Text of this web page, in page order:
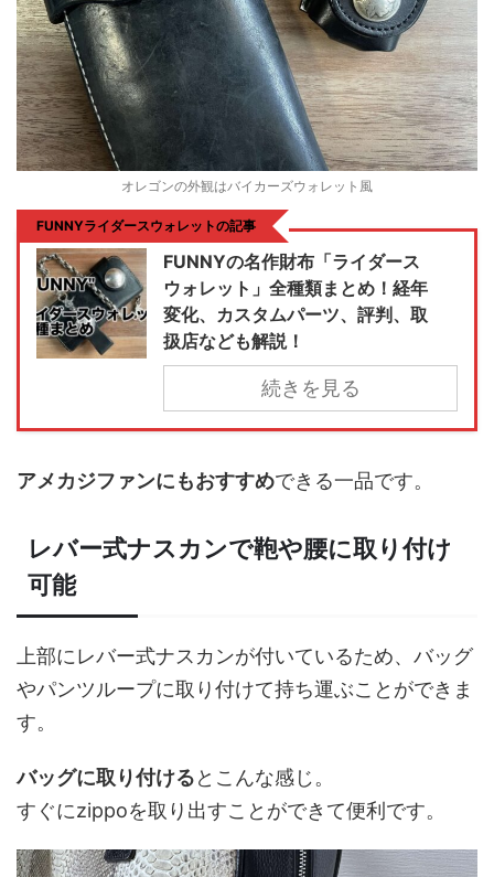
オレゴンの外観はバイカーズウォレット風
FUNNYライダースウォレットの記事
FUNNYの名作財布「ライダース
ウォレット」全種類まとめ！経年
変化、カスタムパーツ、評判、取
扱店なども解説！
続きを見る
アメカジファンにもおすすめできる一品です。
レバー式ナスカンで鞄や腰に取り付け
可能
上部にレバー式ナスカンが付いているため、バッグ
やパンツループに取り付けて持ち運ぶことができま
す。
バッグに取り付けるとこんな感じ。
すぐにzippoを取り出すことができて便利です。